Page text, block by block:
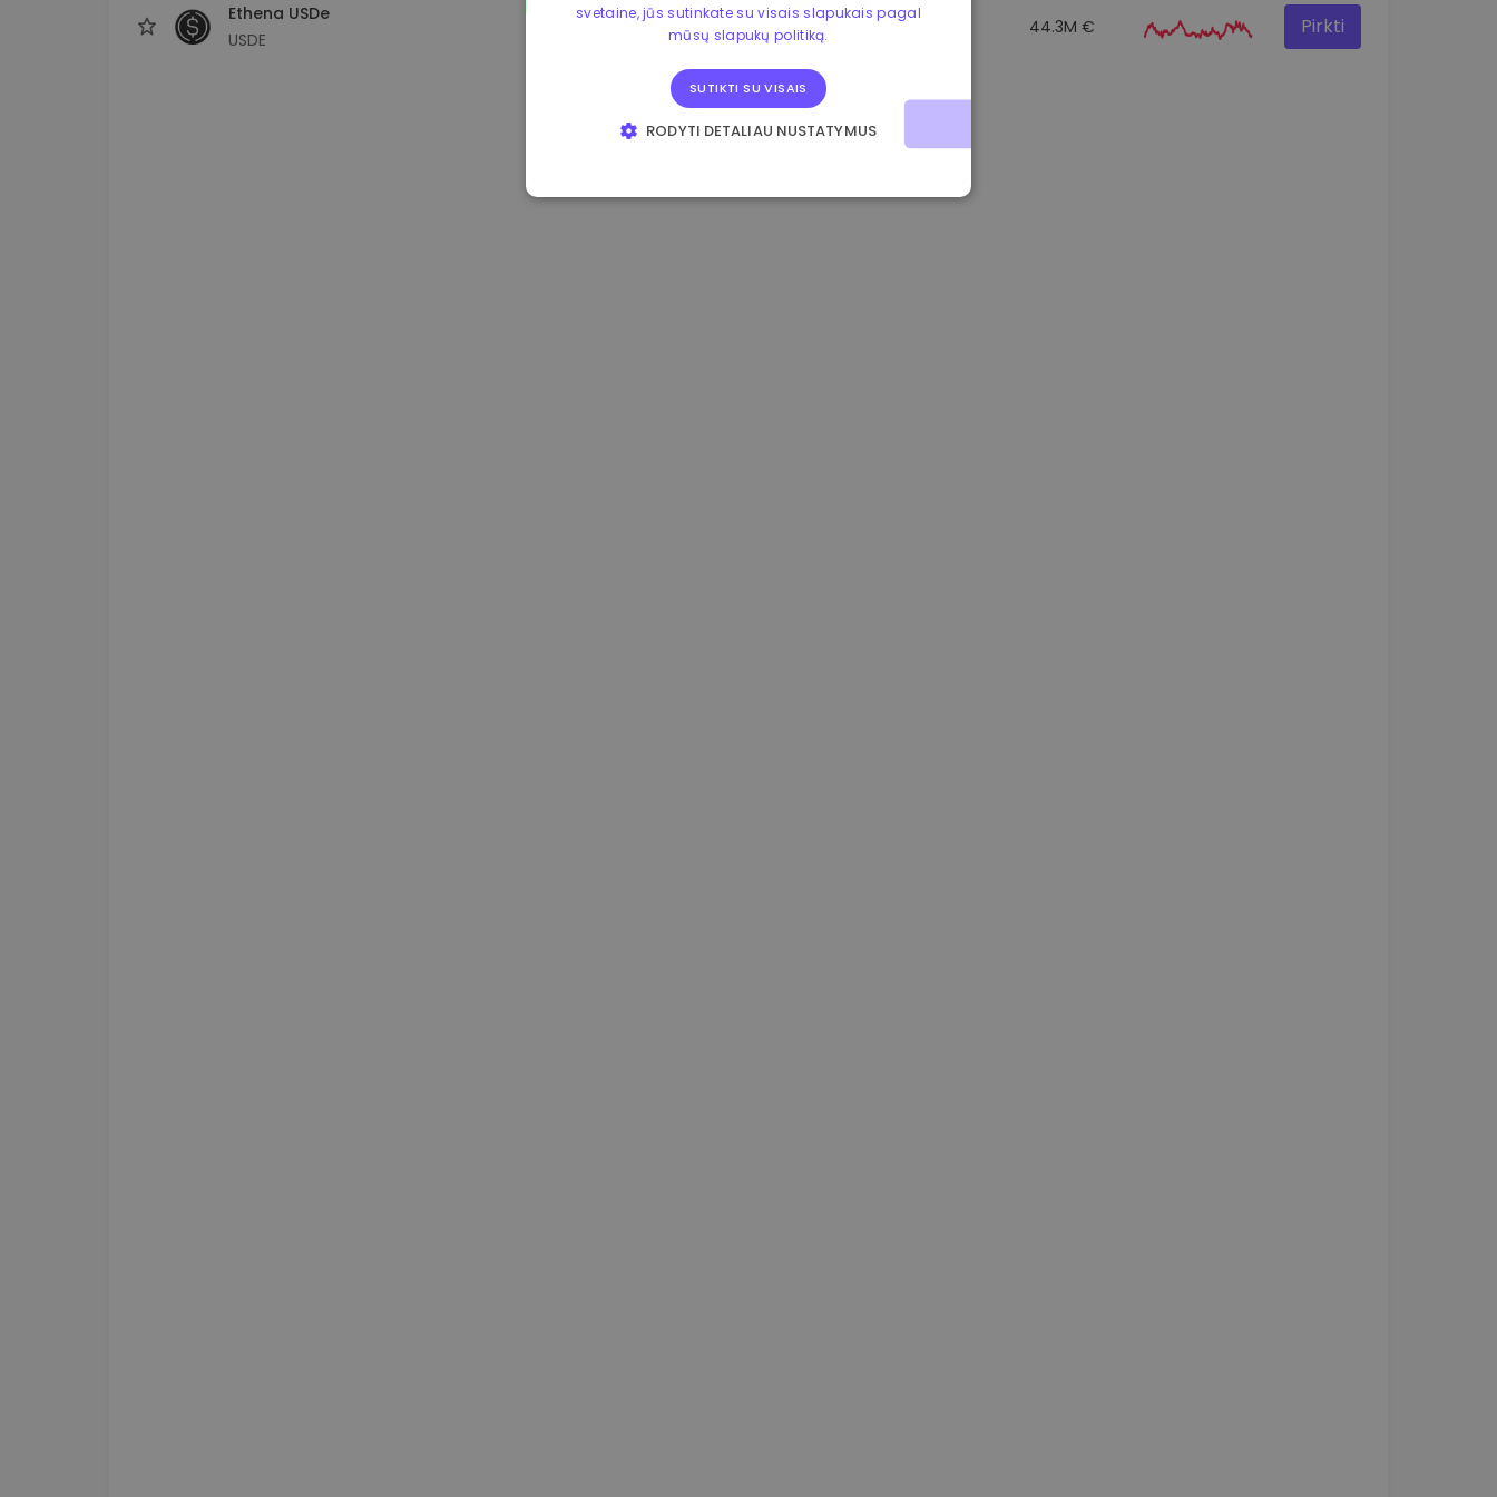
Ethena USDe
USDE
0.865673 € -0.10% 3.4B € 44.3M € Pirkti
svetaine, jūs sutinkate su visais slapukais pagal
mūsų slapukų politiką.
SUTIKTI SU VISAIS
RODYTI DETALIAU NUSTATYMUS